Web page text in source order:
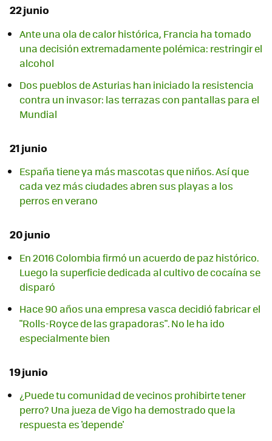
22 junio
Ante una ola de calor histórica, Francia ha tomado
una decisión extremadamente polémica: restringir el
alcohol
Dos pueblos de Asturias han iniciado la resistencia
contra un invasor: las terrazas con pantallas para el
Mundial
21 junio
España tiene ya más mascotas que niños. Así que
cada vez más ciudades abren sus playas a los
perros en verano
20 junio
En 2016 Colombia firmó un acuerdo de paz histórico.
Luego la superficie dedicada al cultivo de cocaína se
disparó
Hace 90 años una empresa vasca decidió fabricar el
"Rolls-Royce de las grapadoras". No le ha ido
especialmente bien
19 junio
¿Puede tu comunidad de vecinos prohibirte tener
perro? Una jueza de Vigo ha demostrado que la
respuesta es 'depende'